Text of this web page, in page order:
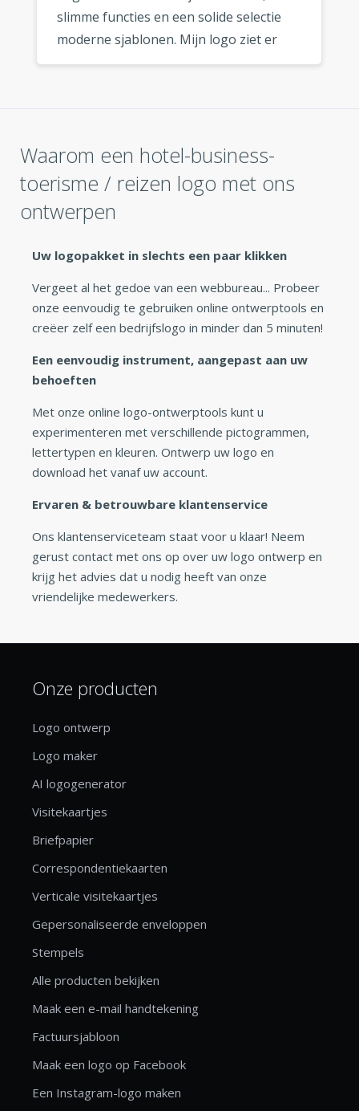
slimme functies en een solide selectie
moderne sjablonen. Mijn logo ziet er
fantastisch uit, waar ik het ook gebruik.
Waarom een hotel-business-
toerisme / reizen logo met ons
ontwerpen
Uw logopakket in slechts een paar klikken
Vergeet al het gedoe van een webbureau... Probeer
onze eenvoudig te gebruiken online ontwerptools en
creëer zelf een bedrijfslogo in minder dan 5 minuten!
Een eenvoudig instrument, aangepast aan uw
behoeften
Met onze online logo-ontwerptools kunt u
experimenteren met verschillende pictogrammen,
lettertypen en kleuren. Ontwerp uw logo en
download het vanaf uw account.
Ervaren & betrouwbare klantenservice
Ons klantenserviceteam staat voor u klaar! Neem
gerust contact met ons op over uw logo ontwerp en
krijg het advies dat u nodig heeft van onze
vriendelijke medewerkers.
Onze producten
Logo ontwerp
Logo maker
AI logogenerator
Visitekaartjes
Briefpapier
Correspondentiekaarten
Verticale visitekaartjes
Gepersonaliseerde enveloppen
Stempels
Alle producten bekijken
Maak een e-mail handtekening
Factuursjabloon
Maak een logo op Facebook
Een Instagram-logo maken